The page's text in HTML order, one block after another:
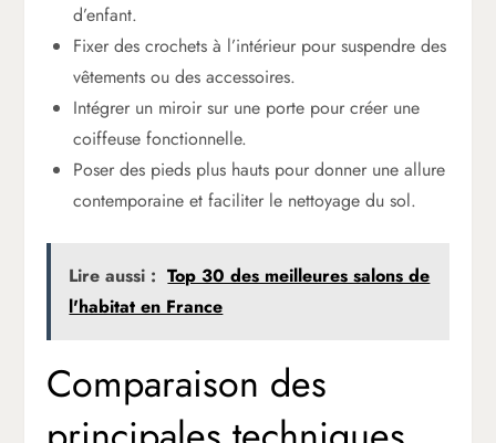
d’enfant.
Fixer des crochets à l’intérieur pour suspendre des
vêtements ou des accessoires.
Intégrer un miroir sur une porte pour créer une
coiffeuse fonctionnelle.
Poser des pieds plus hauts pour donner une allure
contemporaine et faciliter le nettoyage du sol.
Lire aussi : Top 30 des meilleures salons de
l'habitat en France
Comparaison des